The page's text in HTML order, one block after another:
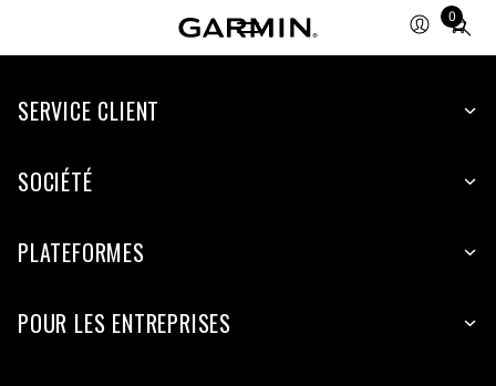
0
Total
items
cart:
SERVICE CLIENT
SOCIÉTÉ
PLATEFORMES
POUR LES ENTREPRISES